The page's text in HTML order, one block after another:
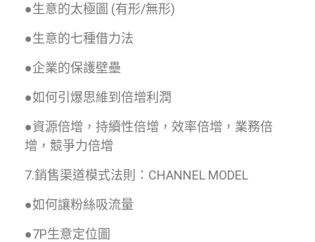
●生意的太極圖 (有形/無形)
●生意的七種借力法
●企業的保護壁壘
●如何引爆思維到倍增利潤
●資源倍增，持續性倍增，效率倍增，業務倍
增，競爭力倍增
7.銷售渠道模式法則：CHANNEL MODEL
●如何讓粉絲吸流量
●7P生意定位圖